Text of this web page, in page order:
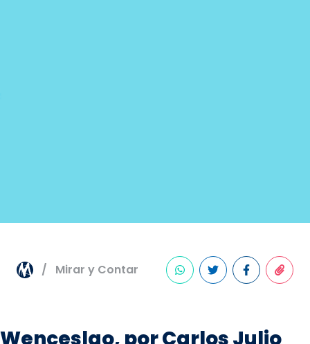
Mirar y Contar